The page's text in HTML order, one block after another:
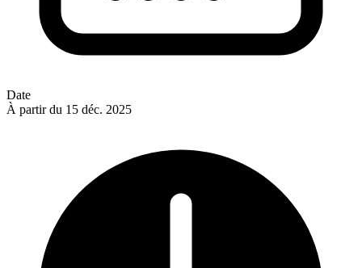
Date
À partir du 15 déc. 2025